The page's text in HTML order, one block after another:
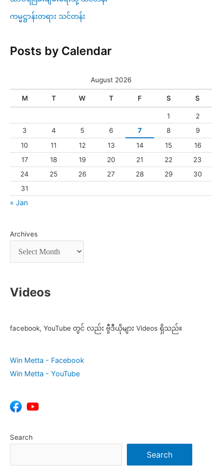
ကမ္မဋ္ဌာန်းတရား သင်တန်း
Posts by Calendar
August 2026
M T W T F S S
1
2
3
4 5 6 7 8
9
10
11 12 13 14 15
16
17
18 19 20 21 22
23
24
25 26 27 28 29
30
31
« Jan
Archives
Videos
facebook, YouTube တွင် လည်း ဗွီဒီယိုများ Videos ရှိသည်။
Win Metta - Facebook
Win Metta - YouTube
Search
Search